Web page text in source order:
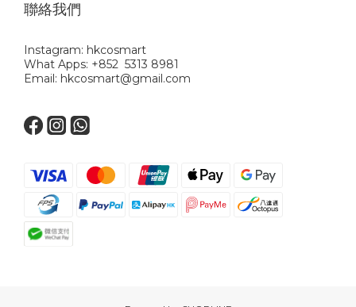
聯絡我們
Instagram: hkcosmart
What Apps: +852 5313 8981
Email: hkcosmart@gmail.com